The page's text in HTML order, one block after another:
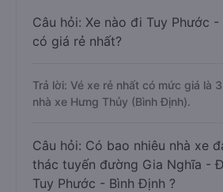
Câu hỏi: Xe nào đi Tuy Phước -
có giá rẻ nhất?
Trả lời: Vé xe rẻ nhất có mức giá là
nhà xe Hưng Thủy (Bình Định).
Câu hỏi: Có bao nhiêu nhà xe
thác tuyến đường Gia Nghĩa -
Tuy Phước - Bình Định ?